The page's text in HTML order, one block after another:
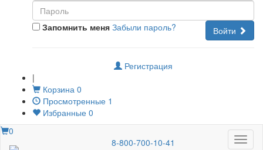
Запомнить меня Войти
Забыли пароль?
Регистрация
|
Корзина 0
Просмотренные 1
Избранные 0
Меню
0
8-800-700-10-41